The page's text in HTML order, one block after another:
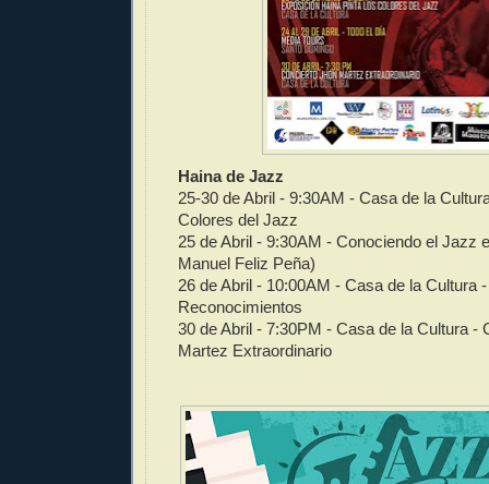
Haina de Jazz
25-30 de Abril - 9:30AM - Casa de la
Colores del Jazz
25 de Abril - 9:30AM - Conociendo el Jazz
Manuel Feliz Peña)
26 de Abril - 10:00AM - Casa de la Cultura
Reconocimientos
30 de Abril - 7:30PM - Casa de la Cultura -
Martez Extraordinario